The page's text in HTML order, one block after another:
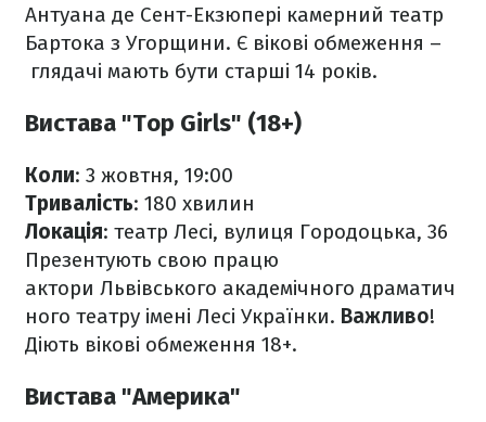
Антуана де Сент-Екзюпері камерний театр
Бартока з Угорщини. Є вікові обмеження –
глядачі мають бути старші 14 років.
Вистава "Top Girls" (18+)
Коли: 3 жовтня, 19:00
Тривалість: 180 хвилин
Локація: театр Лесі, вулиця Городоцька, 36
Презентують свою працю
актори Львівського академічного драматич
ного театру імені Лесі Українки. Важливо!
Діють вікові обмеження 18+.
Вистава "Америка"